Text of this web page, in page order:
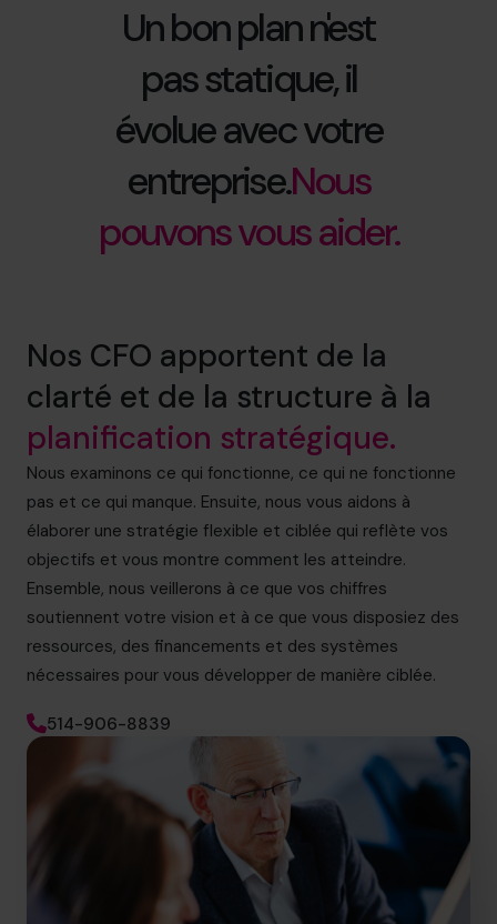
Un bon plan n'est
pas statique, il
évolue avec votre
entreprise.Nous
pouvons vous aider.
Nos CFO apportent de la
clarté et de la structure à la
planification stratégique.
Nous examinons ce qui fonctionne, ce qui ne fonctionne
pas et ce qui manque. Ensuite, nous vous aidons à
élaborer une stratégie flexible et ciblée qui reflète vos
objectifs et vous montre comment les atteindre.
Ensemble, nous veillerons à ce que vos chiffres
soutiennent votre vision et à ce que vous disposiez des
ressources, des financements et des systèmes
nécessaires pour vous développer de manière ciblée.
514-906-8839